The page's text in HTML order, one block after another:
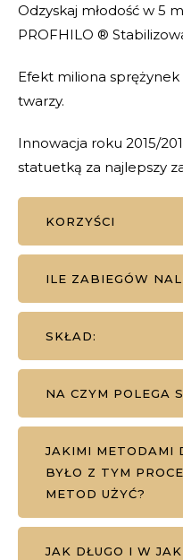
Odzyskaj młodość w 5
PROFHILO ®
Efekt miliona
twarzy.
Innowacja roku 2015/
statuetką za najlepszy
KORZYŚCI
ILE ZABIEGÓW
SKŁAD:
NA CZYM POLEGA
JAKIMI METODAMI
BYŁO Z TYM
METOD UŻYĆ?
JAK DŁUGO I W